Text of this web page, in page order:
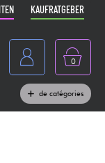
KAUFRATGEBER
0
de catégories